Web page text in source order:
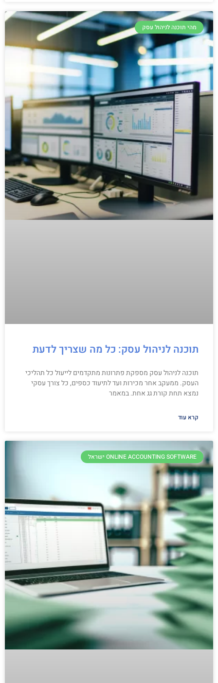
מהי תוכנה לניהול עסק
תוכנה לניהול עסק: כל מה שצריך לדעת
תוכנה לניהול עסק מספקת פתרונות מתקדמים לייעול כל תהליכי
העסק. ממעקב אחר מכירות ועד לתיעוד כספים, כל צורך עסקי
נמצא תחת קורת גג אחת. במאמר
קרא עוד
ONLINE ACCOUNTING SOFTWARE ישראל